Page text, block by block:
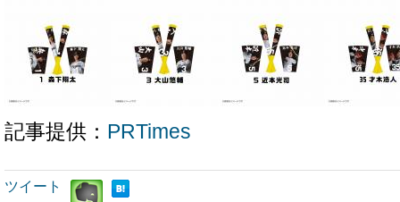
記事提供： PRTimes
ツイート